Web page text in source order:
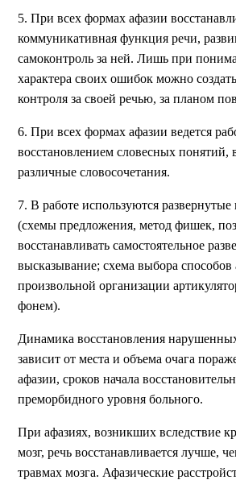
5. При всех формах афазии
коммуникативная функция речи,
самоконтроль за ней. Лишь при
характера своих ошибок можно
контроля за своей речью, за планом
6. При всех формах афазии ведется
восстановлением словесных понятий,
различные словосочетания.
7. В работе используются
(схемы предложения, метод фишек,
восстанавливать самостоятельное
высказывание; схема выбора
произвольной организации
фонем).
Динамика восстановления
зависит от места и объема очага
афазии, сроков начала
преморбидного уровня больного.
При афазиях, возникших вследствие
мозг, речь восстанавливается лучше,
травмах мозга. Афазические